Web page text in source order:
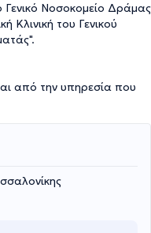
Νοσοκομείο Δράμας
Κλινική του Γενικού
από την υπηρεσία που